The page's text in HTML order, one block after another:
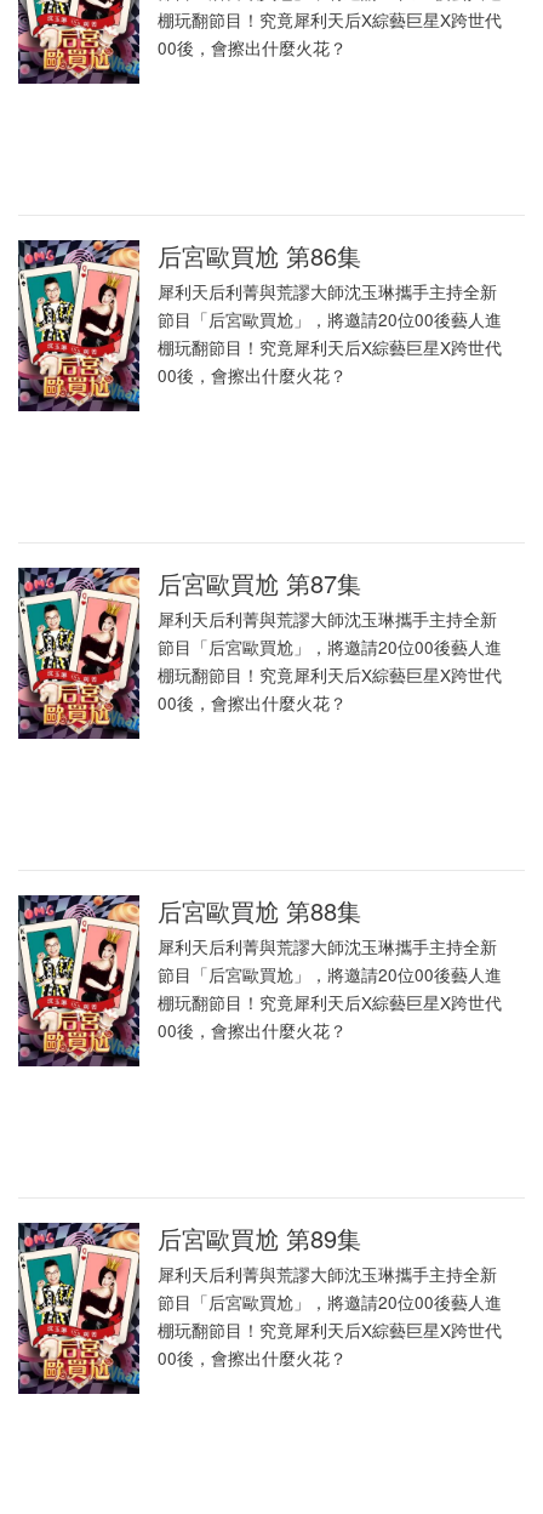
棚玩翻節目！究竟犀利天后X綜藝巨星X跨世代
00後，會擦出什麼火花？
后宮歐買尬 第86集
犀利天后利菁與荒謬大師沈玉琳攜手主持全新
節目「后宮歐買尬」，將邀請20位00後藝人進
棚玩翻節目！究竟犀利天后X綜藝巨星X跨世代
00後，會擦出什麼火花？
后宮歐買尬 第87集
犀利天后利菁與荒謬大師沈玉琳攜手主持全新
節目「后宮歐買尬」，將邀請20位00後藝人進
棚玩翻節目！究竟犀利天后X綜藝巨星X跨世代
00後，會擦出什麼火花？
后宮歐買尬 第88集
犀利天后利菁與荒謬大師沈玉琳攜手主持全新
節目「后宮歐買尬」，將邀請20位00後藝人進
棚玩翻節目！究竟犀利天后X綜藝巨星X跨世代
00後，會擦出什麼火花？
后宮歐買尬 第89集
犀利天后利菁與荒謬大師沈玉琳攜手主持全新
節目「后宮歐買尬」，將邀請20位00後藝人進
棚玩翻節目！究竟犀利天后X綜藝巨星X跨世代
00後，會擦出什麼火花？